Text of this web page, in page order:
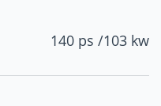
140 ps /103 kw